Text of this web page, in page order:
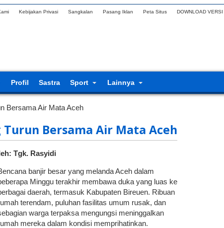
Kebijakan Privasi Sangkalan Pasang Iklan Peta Situs DOWNLOAD VERSI
Profil Sastra Sport Lainnya
Bersama Air Mata Aceh
Turun Bersama Air Mata Aceh
Tgk. Rasyidi
banjir besar yang melanda Aceh dalam
Minggu terakhir membawa duka yang luas ke
daerah, termasuk Kabupaten Bireuen. Ribuan
terendam, puluhan fasilitas umum rusak, dan
warga terpaksa mengungsi meninggalkan
mereka dalam kondisi memprihatinkan.